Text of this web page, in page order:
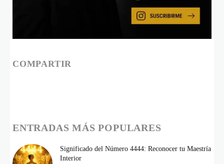
COMPARTIR
ENTRADAS MÁS POPULARES
Significado del Número 4444: Reconocer tu Maestría
Interior